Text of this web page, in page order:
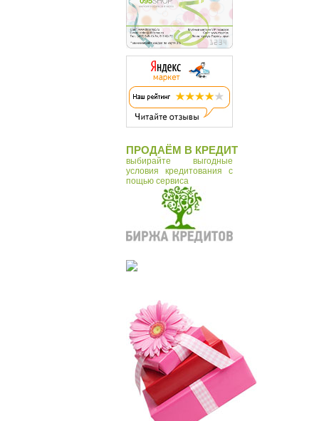
ПРОДАЁМ В КРЕДИТ
выбирайте выгодные
условия кредитования с
пощью сервиса